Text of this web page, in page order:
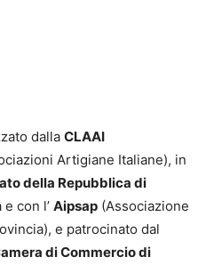
dalla CLAAI
Artigiane Italiane), in
della Repubblica di
con l’ Aipsap (Associazione
e patrocinato dal
di Commercio di